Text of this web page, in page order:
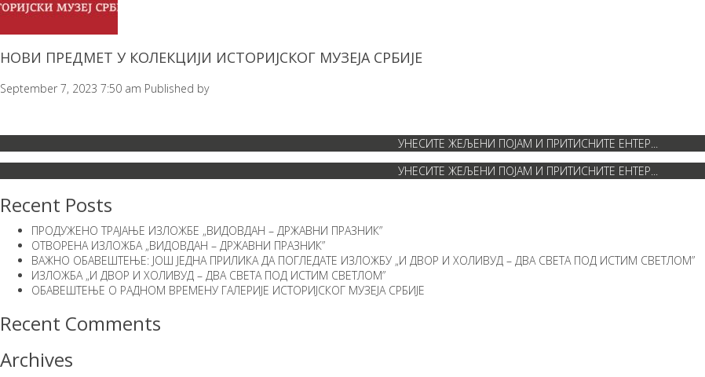
НОВИ ПРЕДМЕТ У КОЛЕКЦИЈИ ИСТОРИЈСКОГ МУЗЕЈА СРБИЈЕ
September 7, 2023 7:50 am Published by
Recent Posts
ПРОДУЖЕНО ТРАЈАЊЕ ИЗЛОЖБЕ „ВИДОВДАН – ДРЖАВНИ ПРАЗНИК”
ОТВОРЕНА ИЗЛОЖБА „ВИДОВДАН – ДРЖАВНИ ПРАЗНИК”
ВАЖНО ОБАВЕШТЕЊЕ: ЈОШ ЈЕДНА ПРИЛИКА ДА ПОГЛЕДАТЕ ИЗЛОЖБУ „И ДВОР И ХОЛИВУД – ДВА СВЕТА ПОД ИСТИМ СВЕТЛОМ”
ИЗЛОЖБА „И ДВОР И ХОЛИВУД – ДВА СВЕТА ПОД ИСТИМ СВЕТЛОМ”
ОБАВЕШТЕЊЕ О РАДНОМ ВРЕМЕНУ ГАЛЕРИЈЕ ИСТОРИЈСКОГ МУЗЕЈА СРБИЈЕ
Recent Comments
Archives